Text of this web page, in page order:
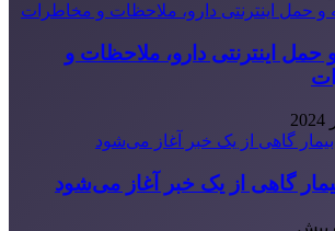
اینترنتی دارو، ملاحظات و
گاهی از یک خبر آغاز می‌شود